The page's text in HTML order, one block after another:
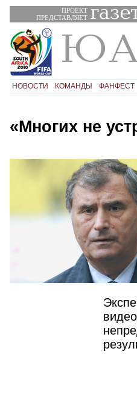
ПРОЕКТ
ПРЕДСТАВЛЯЕТ
НОВОСТИ КОМАНДЫ ФАНФЕСТ
«Многих не